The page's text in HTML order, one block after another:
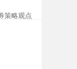
策略观点